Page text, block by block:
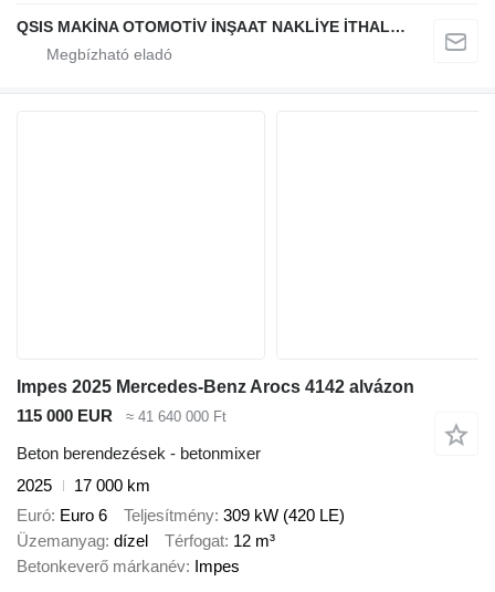
QSIS MAKİNA OTOMOTİV İNŞAAT NAKLİYE İTHALAT İHRACAT LİMİTED ŞİRKETİ
Impes 2025 Mercedes-Benz Arocs 4142 alvázon
115 000 EUR
≈ 41 640 000 Ft
Beton berendezések - betonmixer
2025
17 000 km
Euró Euro 6 Teljesítmény 309 kW (420 LE)
Üzemanyag dízel Térfogat 12 m³
Betonkeverő márkanév Impes